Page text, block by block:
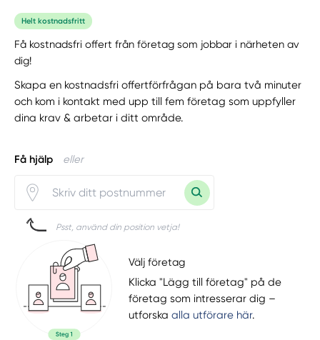
Helt kostnadsfritt
Få kostnadsfri offert från företag som jobbar i närheten av
dig!
Skapa en kostnadsfri offertförfrågan på bara två minuter
och kom i kontakt med upp till fem företag som uppfyller
dina krav & arbetar i ditt område.
Få hjälp eller
Psst, använd din position vetja!
Välj företag
Klicka "Lägg till företag" på de
företag som intresserar dig –
utforskaalla utförare här.